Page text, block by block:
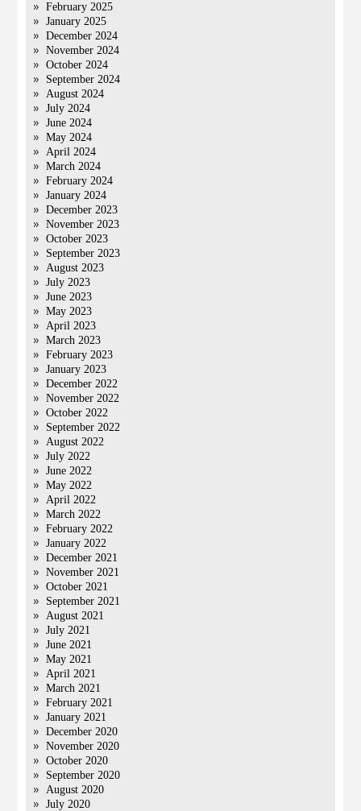
February 2025
January 2025
December 2024
November 2024
October 2024
September 2024
August 2024
July 2024
June 2024
May 2024
April 2024
March 2024
February 2024
January 2024
December 2023
November 2023
October 2023
September 2023
August 2023
July 2023
June 2023
May 2023
April 2023
March 2023
February 2023
January 2023
December 2022
November 2022
October 2022
September 2022
August 2022
July 2022
June 2022
May 2022
April 2022
March 2022
February 2022
January 2022
December 2021
November 2021
October 2021
September 2021
August 2021
July 2021
June 2021
May 2021
April 2021
March 2021
February 2021
January 2021
December 2020
November 2020
October 2020
September 2020
August 2020
July 2020